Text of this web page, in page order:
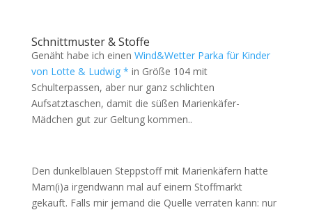
Schnittmuster & Stoffe
Genäht habe ich einen Wind&Wetter Parka für Kinder
von Lotte & Ludwig * in Größe 104 mit
Schulterpassen, aber nur ganz schlichten
Aufsatztaschen, damit die süßen Marienkäfer-
Mädchen gut zur Geltung kommen..
Den dunkelblauen Steppstoff mit Marienkäfern hatte
Mam(i)a irgendwann mal auf einem Stoffmarkt
gekauft. Falls mir jemand die Quelle verraten kann: nur